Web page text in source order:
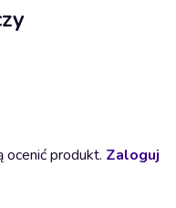
ocenić produkt. Zaloguj